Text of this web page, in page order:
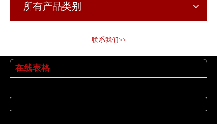
所有产品类别
联系我们>>
在线表格